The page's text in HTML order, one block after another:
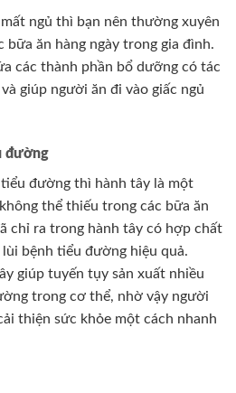
ngủ thì bạn nên thường xuyên
bữa ăn hàng ngày trong gia đình.
các thành phần bổ dưỡng có tác
giúp người ăn đi vào giấc ngủ
đường
đường thì hành tây là một
thể thiếu trong các bữa ăn
chỉ ra trong hành tây có hợp chất
bệnh tiểu đường hiệu quả.
giúp tuyến tụy sản xuất nhiều
trong cơ thể, nhờ vậy người
thiện sức khỏe một cách nhanh